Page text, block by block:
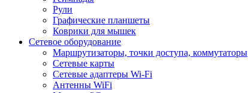
Рули
Графические планшеты
Коврики для мышек
Сетевое оборудование
Маршрутизаторы, точки доступа, коммутаторы
Сетевые карты
Сетевые адаптеры Wi-Fi
Антенны WiFi